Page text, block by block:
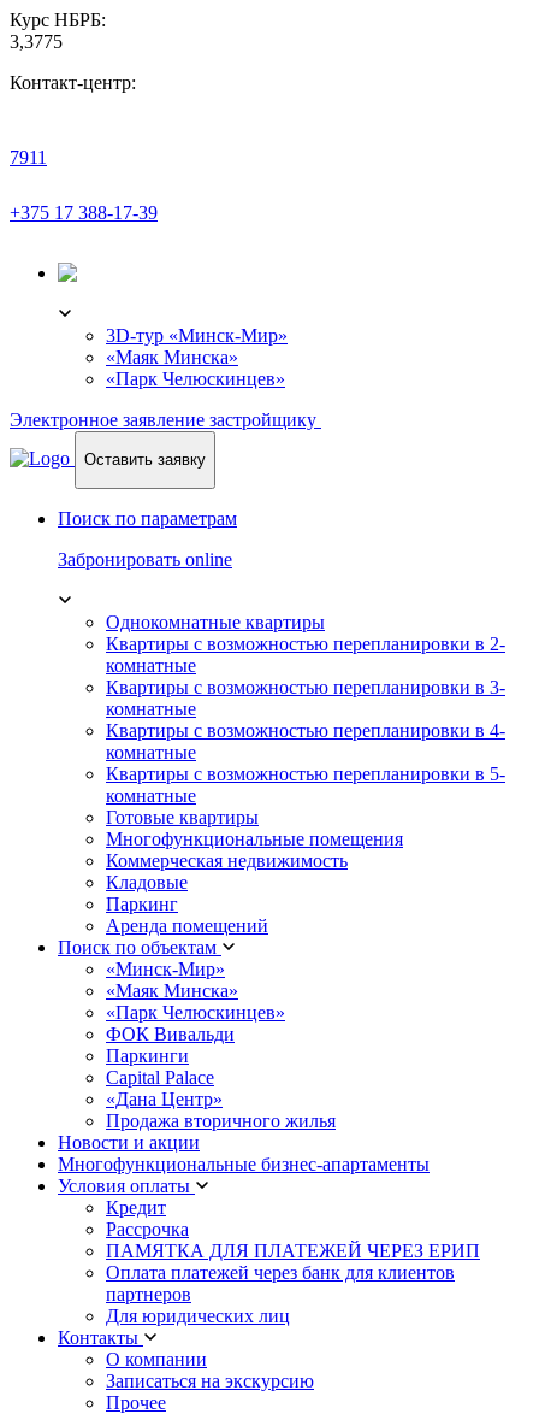
Курс НБРБ:
3,3775
Контакт-центр:
7911
+375 17 388-17-39
3D-тур «Минск-Мир»
«Маяк Минска»
«Парк Челюскинцев»
Электронное заявление застройщику
Оставить заявку
Поиск по параметрам
Забронировать online
Однокомнатные квартиры
Квартиры с возможностью перепланировки в 2-
комнатные
Квартиры с возможностью перепланировки в 3-
комнатные
Квартиры с возможностью перепланировки в 4-
комнатные
Квартиры с возможностью перепланировки в 5-
комнатные
Готовые квартиры
Многофункциональные помещения
Коммерческая недвижимость
Кладовые
Паркинг
Аренда помещений
Поиск по объектам
«Минск-Мир»
«Маяк Минска»
«Парк Челюскинцев»
ФОК Вивальди
Паркинги
Capital Palace
«Дана Центр»
Продажа вторичного жилья
Новости и акции
Многофункциональные бизнес-апартаменты
Условия оплаты
Кредит
Рассрочка
ПАМЯТКА ДЛЯ ПЛАТЕЖЕЙ ЧЕРЕЗ ЕРИП
Оплата платежей через банк для клиентов
партнеров
Для юридических лиц
Контакты
О компании
Записаться на экскурсию
Прочее